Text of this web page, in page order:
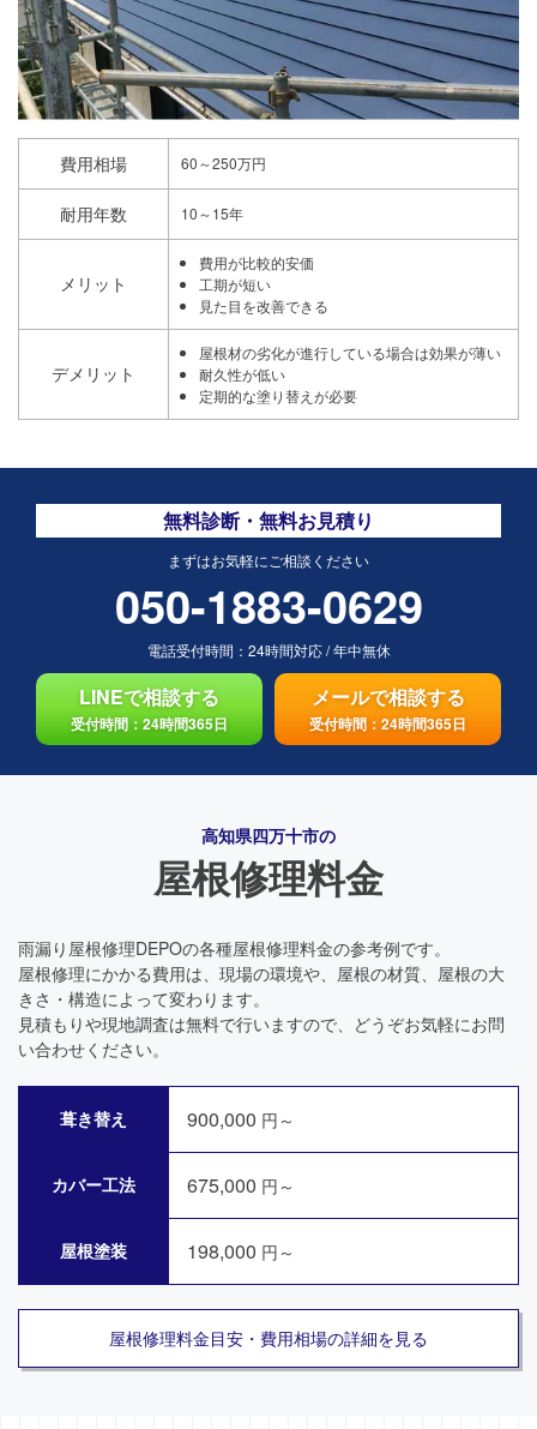
費用相場 60～250万円
耐用年数 10～15年
メリット
費用が比較的安価
工期が短い
見た目を改善できる
デメリット
屋根材の劣化が進行している場合は効果が薄い
耐久性が低い
定期的な塗り替えが必要
無料診断・無料お見積り
まずはお気軽にご相談ください
050-1883-0629
電話受付時間： 24時間対応/年中無休
LINEで相談する
受付時間：24時間365日
メールで相談する
受付時間：24時間365日
高知県四万十市の
屋根修理料金
雨漏り屋根修理DEPOの各種屋根修理料金の参考例です。
屋根修理にかかる費用は、現場の環境や、屋根の材質、屋根の大
きさ・構造によって変わります。
見積もりや現地調査は無料で行いますので、どうぞお気軽にお問
い合わせください。
葺き替え 900,000 円～
カバー工法 675,000 円～
屋根塗装 198,000 円～
屋根修理料金目安・費用相場の詳細を見る